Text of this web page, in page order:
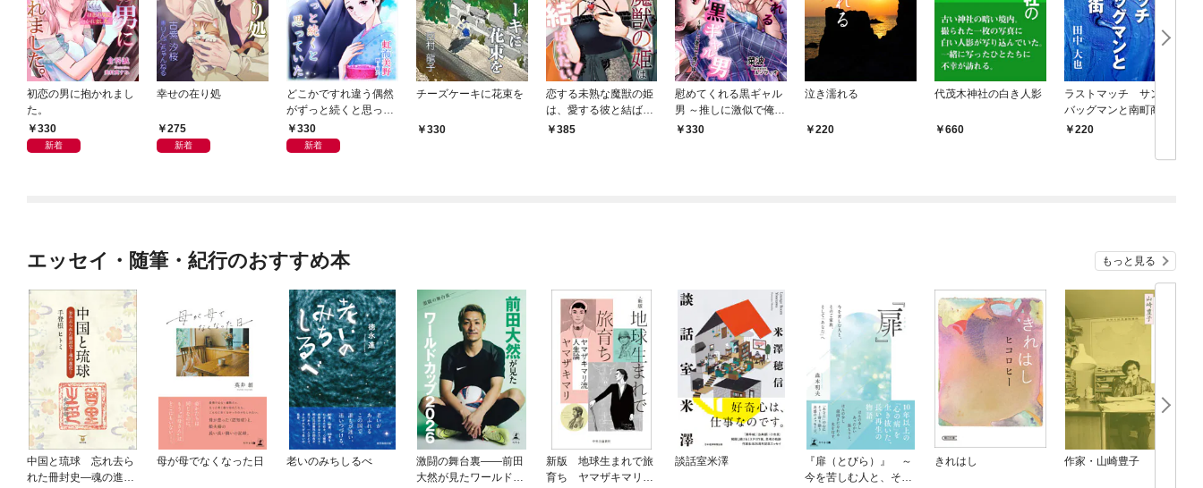
初恋の男に抱かれまし
た。
330
新着
幸せの在り処
275
新着
どこかですれ違う偶然
がずっと続くと思って
いた330
新着
チーズケーキに花束を
330
恋する未熟な魔獣の姫
は、愛する彼と結ばれ
たい！
385
慰めてくれる黒ギャル
男 ～推しに激似で俺の
嫁～330
泣き濡れる
220
代茂木神社の白き人影
660
ラストマッチ サンド
バッグマンと南町商店
街220
エッセイ・随筆・紀行のおすすめ本 もっと見る
中国と琉球 忘れ去ら
れた冊封史―魂の進化
母が母でなくなった日 老いのみちしるべ
激闘の舞台裏――前田
大然が見たワールドカ
新版 地球生まれで旅
育ち ヤマザキマリ流
談話室米澤
『扉（とびら）』 ～
今を苦しむ人と、その
きれはし 作家・山崎豊子